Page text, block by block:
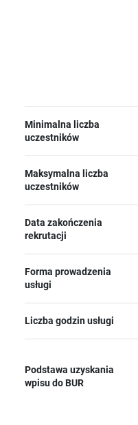
Minimalna liczba
uczestników
Maksymalna liczba
uczestników
Data zakończenia
rekrutacji
Forma prowadzenia
usługi
Liczba godzin usługi
Podstawa uzyskania
wpisu do BUR